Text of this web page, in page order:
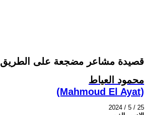
قصيدة مشاعر مضجعة على الطريق
محمود العياط
(Mahmoud El Ayat)
2024 / 5 / 25